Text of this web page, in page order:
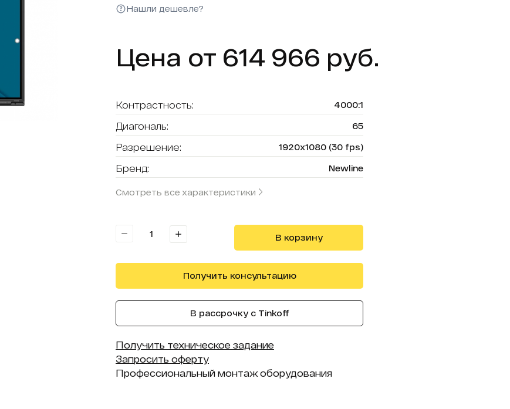
Нашли дешевле?
Цена от 614 966 руб.
Контрастность: 4000:1
Диагональ: 65
Разрешение: 1920x1080 (30 fps)
Бренд: Newline
Смотреть все характеристики
В корзину
Получить консультацию
В рассрочку с Tinkoff
Получить техническое задание
Запросить оферту
Профессиональный монтаж оборудования